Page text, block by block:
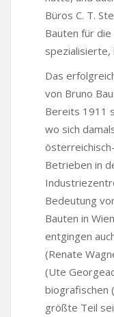
Büros C. T.
Bauten für
spezialisierte,
Das
von Bruno
Bereits 1911
wo sich
Betrieben in
Bedeutung
Bauten in
entgingen
(Renate
(Ute
biografischen
größte Teil